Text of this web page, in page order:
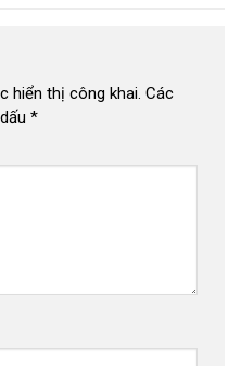
hiển thị công khai. Các
*